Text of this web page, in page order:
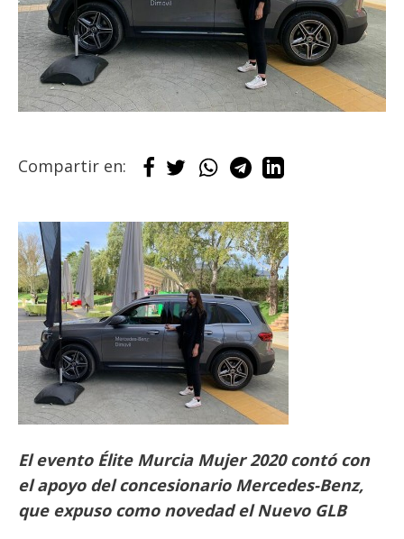
Compartir en:
El evento Élite Murcia Mujer 2020 contó con
el apoyo del concesionario Mercedes-Benz,
que expuso como novedad el Nuevo GLB